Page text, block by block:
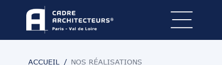
ACCUEIL NOS RÉALISATIONS